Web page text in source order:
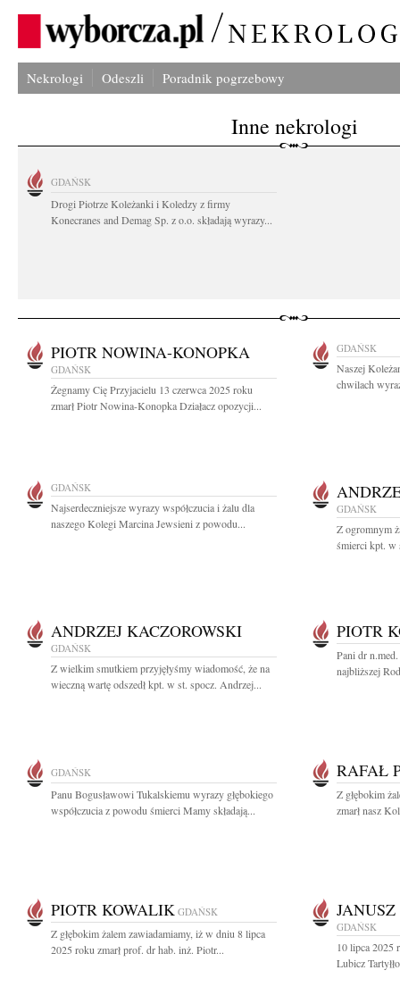
Nekrologi Odeszli Poradnik pogrzebowy
Inne nekrologi
GDAŃSK
Drogi Piotrze Koleżanki i Koledzy z firmy
Konecranes and Demag Sp. z o.o. składają wyrazy...
PIOTR NOWINA-KONOPKA
GDAŃSK
Żegnamy Cię Przyjacielu 13 czerwca 2025 roku
zmarł Piotr Nowina-Konopka Działacz opozycji...
GDAŃSK
Naszej
chwilach
GDAŃSK
Najserdeczniejsze wyrazy współczucia i żalu dla
naszego Kolegi Marcina Jewsieni z powodu...
GDAŃSK
Z ogromnym
śmierci kpt. w
ANDRZEJ KACZOROWSKI
GDAŃSK
Z wielkim smutkiem przyjęłyśmy wiadomość, że na
wieczną wartę odszedł kpt. w st. spocz. Andrzej...
PIOTR
Pani dr
najbliższej
GDAŃSK
Panu Bogusławowi Tukalskiemu wyrazy głębokiego
współczucia z powodu śmierci Mamy składają...
RAFAŁ
Z głębokim
zmarł nasz
PIOTR KOWALIK GDAŃSK
Z głębokim żalem zawiadamiamy, iż w dniu 8 lipca
2025 roku zmarł prof. dr hab. inż. Piotr...
GDAŃSK
10 lipca 2025
Lubicz